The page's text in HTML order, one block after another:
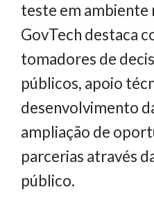
teste em ambiente
GovTech destaca
tomadores de
públicos, apoio
desenvolvimento
ampliação de
parcerias através
público.